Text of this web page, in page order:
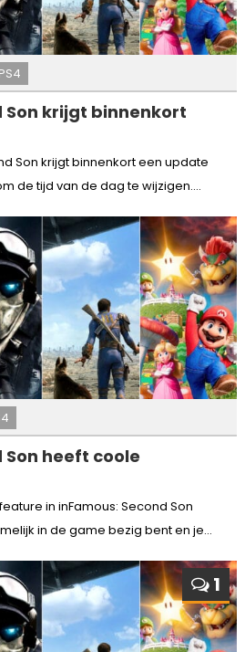
PS4
Son krijgt binnenkort
Son krijgt binnenkort een update
de tijd van de dag te wijzigen....
Son heeft coole
in inFamous: Second Son
in de game bezig bent en je...
1